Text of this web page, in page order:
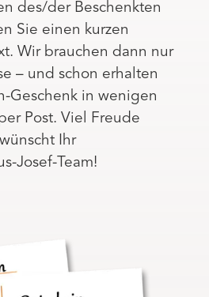
des/der Beschenkten
Sie einen kurzen
Wir brauchen dann nur
– und schon erhalten
Geschenk in wenigen
Post. Viel Freude
Ihr
Josef-Team!